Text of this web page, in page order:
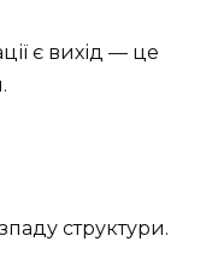
є вихід — це
структури.